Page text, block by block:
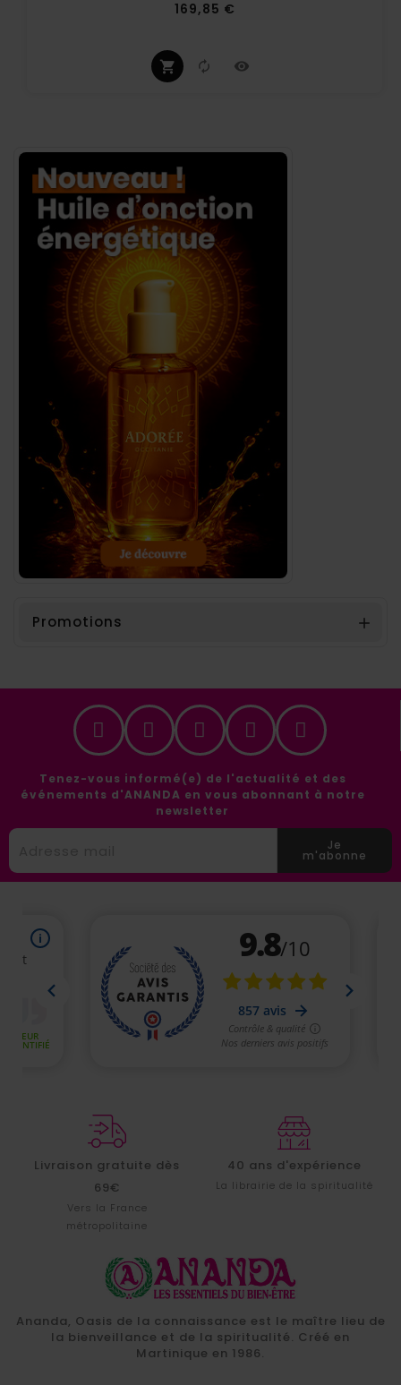
169,85 €
Promotions 
Tenez-vous informé(e) de l'actualité et des
événements d'ANANDA en vous abonnant à notre
newsletter
Je
m'abonne
Livraison gratuite dès
69€
Vers la France
métropolitaine
40 ans d'expérience
La librairie de la spiritualité
Ananda, Oasis de la connaissance est le maître lieu de
la bienveillance et de la spiritualité. Créé en
Martinique en 1986.